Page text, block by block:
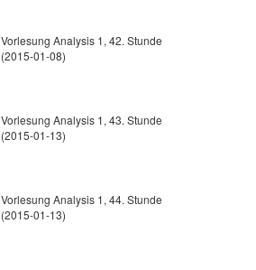
Vorlesung Analysis 1, 42. Stunde
(2015-01-08)
Vorlesung Analysis 1, 43. Stunde
(2015-01-13)
Vorlesung Analysis 1, 44. Stunde
(2015-01-13)